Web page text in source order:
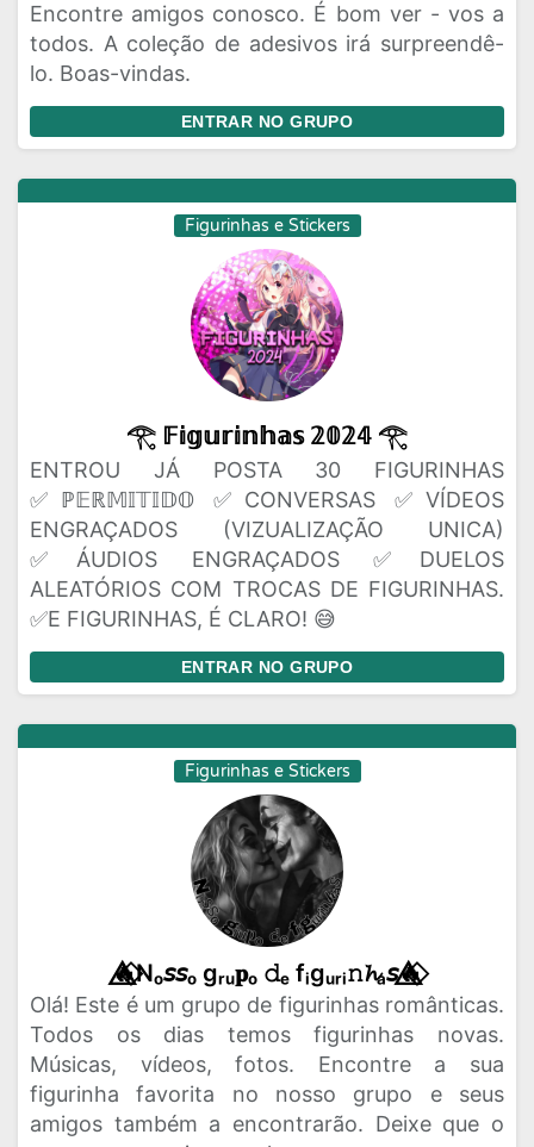
Encontre amigos conosco. É bom ver - vos a
todos. A coleção de adesivos irá surpreendê-
lo. Boas-vindas.
ENTRAR NO GRUPO
Figurinhas e Stickers
𓂀 𝔽𝕚𝕘𝕦𝕣𝕚𝕟𝕙𝕒𝕤 𝟚𝟘𝟚𝟜 𓂀
ENTROU JÁ POSTA 30 FIGURINHAS
✅ℙ𝔼ℝ𝕄𝕀𝕋𝕀𝔻𝕆 ✅CONVERSAS ✅VÍDEOS
ENGRAÇADOS (VIZUALIZAÇÃO UNICA)
✅ÁUDIOS ENGRAÇADOS ✅DUELOS
ALEATÓRIOS COM TROCAS DE FIGURINHAS.
✅E FIGURINHAS, É CLARO! 😅
ENTRAR NO GRUPO
Figurinhas e Stickers
🔥⃟⃤Nₒ𝘴𝘴ₒ gᵣᵤ𝐩ₒ 𝚍ₑ fᵢgᵤᵣᵢ𝚗𝓱ₐ𝘴🔥⃟⃤
Olá! Este é um grupo de figurinhas românticas.
Todos os dias temos figurinhas novas.
Músicas, vídeos, fotos. Encontre a sua
figurinha favorita no nosso grupo e seus
amigos também a encontrarão. Deixe que o